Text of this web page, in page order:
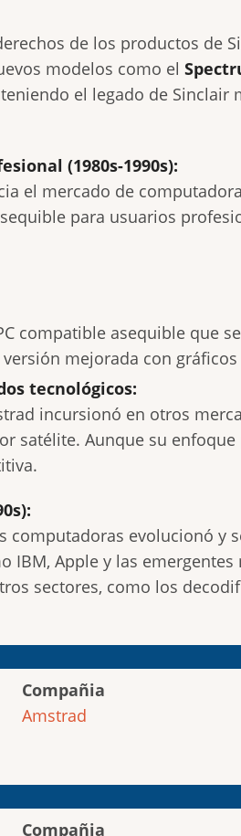
de los productos de
modelos como el
el legado de
(1980s-1990s):
el mercado de
para usuarios
compatible asequible que
versión mejorada con
tecnológicos:
incursionó en otros
satélite. Aunque su
computadoras evolucionó
IBM, Apple y las
sectores, como los
Compañia
Amstrad
Compañia